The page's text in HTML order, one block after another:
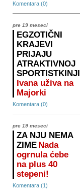
Komentara (0)
pre 19 meseci
EGZOTIČNI
KRAJEVI
PRIJAJU
ATRAKTIVNOJ
SPORTISTKINJI
Ivana uživa na
Majorki
Komentara (0)
pre 19 meseci
ZA NJU NEMA
ZIME Nada
ogrnula ćebe
na plus 40
stepeni!
Komentara (1)